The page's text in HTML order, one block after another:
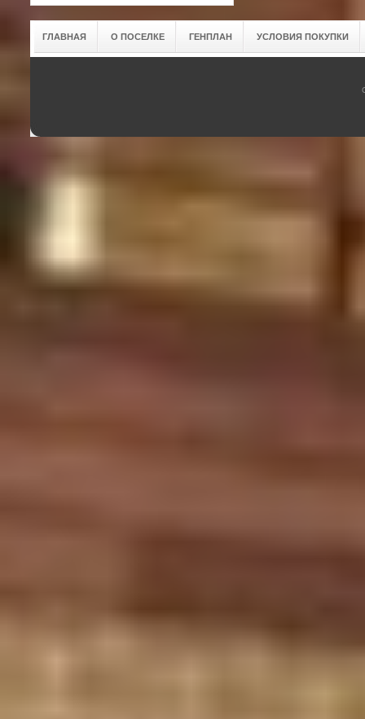
ГЛАВНАЯ О ПОСЕЛКЕ ГЕНПЛАН УСЛОВИЯ ПОКУПКИ